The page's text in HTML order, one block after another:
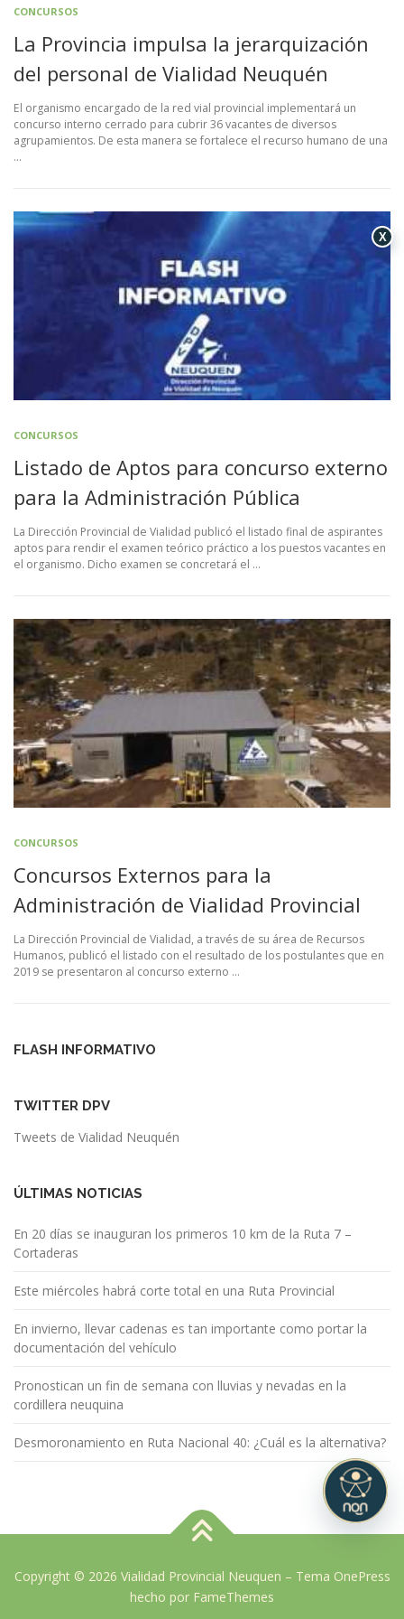
CONCURSOS
La Provincia impulsa la jerarquización
del personal de Vialidad Neuquén
El organismo encargado de la red vial provincial implementará un
concurso interno cerrado para cubrir 36 vacantes de diversos
agrupamientos. De esta manera se fortalece el recurso humano de una
…
CONCURSOS
Listado de Aptos para concurso externo
para la Administración Pública
La Dirección Provincial de Vialidad publicó el listado final de aspirantes
aptos para rendir el examen teórico práctico a los puestos vacantes en
el organismo. Dicho examen se concretará el …
CONCURSOS
Concursos Externos para la
Administración de Vialidad Provincial
La Dirección Provincial de Vialidad, a través de su área de Recursos
Humanos, publicó el listado con el resultado de los postulantes que en
2019 se presentaron al concurso externo …
FLASH INFORMATIVO
TWITTER DPV
Tweets de Vialidad Neuquén
ÚLTIMAS NOTICIAS
En 20 días se inauguran los primeros 10 km de la Ruta 7 –
Cortaderas
Este miércoles habrá corte total en una Ruta Provincial
En invierno, llevar cadenas es tan importante como portar la
documentación del vehículo
Pronostican un fin de semana con lluvias y nevadas en la
cordillera neuquina
Desmoronamiento en Ruta Nacional 40: ¿Cuál es la alternativa?
Copyright © 2026 Vialidad Provincial Neuquen – Tema OnePress
hecho por FameThemes
X